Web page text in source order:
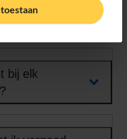
die bij
bij elk